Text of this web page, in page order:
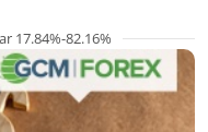
17.84%-82.16%